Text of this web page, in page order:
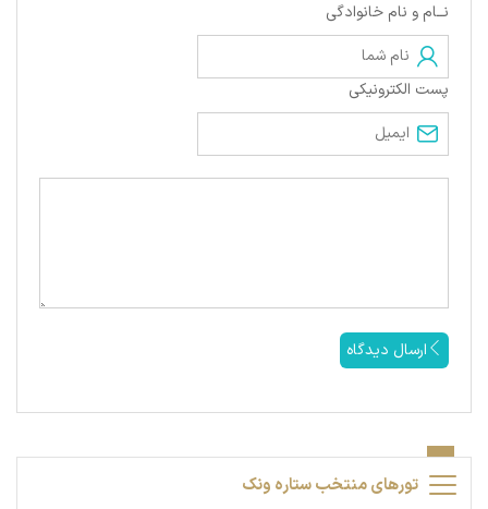
نــام و نام خانوادگی
پست الکترونیکی
ارسال دیدگاه
تورهای منتخب ستاره ونک